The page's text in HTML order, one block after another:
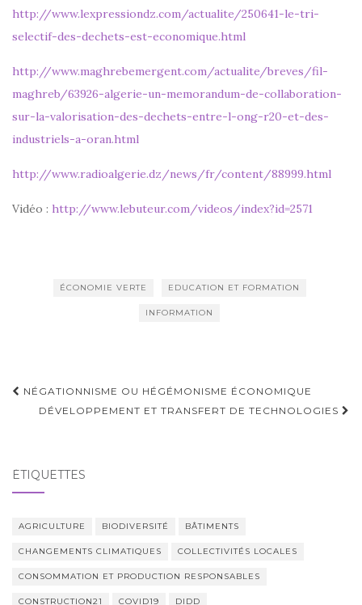
http://www.lexpressiondz.com/actualite/250641-le-tri-
selectif-des-dechets-est-economique.html
http://www.maghrebemergent.com/actualite/breves/fil-
maghreb/63926-algerie-un-memorandum-de-collaboration-
sur-la-valorisation-des-dechets-entre-l-ong-r20-et-des-
industriels-a-oran.html
http://www.radioalgerie.dz/news/fr/content/88999.html
Vidéo : http://www.lebuteur.com/videos/index?id=2571
ÉCONOMIE VERTE EDUCATION ET FORMATION
INFORMATION
Navigation
d'article
NÉGATIONNISME OU HÉGÉMONISME ÉCONOMIQUE
DÉVELOPPEMENT ET TRANSFERT DE TECHNOLOGIES
ÉTIQUETTES
AGRICULTURE BIODIVERSITÉ BÂTIMENTS
CHANGEMENTS CLIMATIQUES COLLECTIVITÉS LOCALES
CONSOMMATION ET PRODUCTION RESPONSABLES
CONSTRUCTION21 COVID19 DIDD